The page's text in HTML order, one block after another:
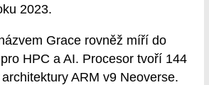
2023.
Grace rovněž míří do
HPC a AI. Procesor tvoří 144
ARM v9 Neoverse.